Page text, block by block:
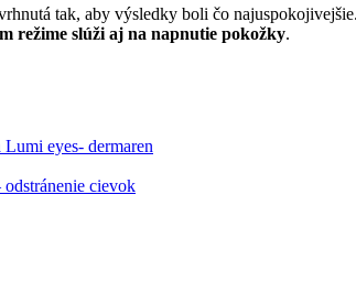
tak, aby výsledky boli čo
režime slúži aj na napnutie pokožky.
Lumi eyes- dermaren
cievok